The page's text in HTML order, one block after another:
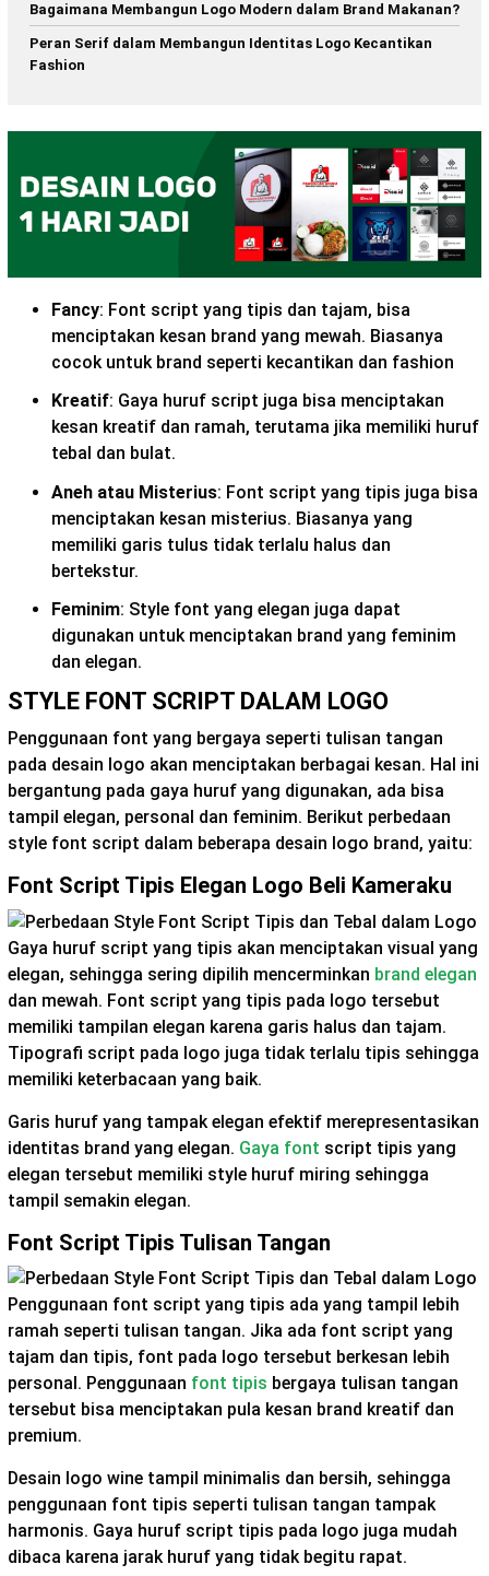
Bagaimana Membangun Logo Modern dalam Brand Makanan?
Peran Serif dalam Membangun Identitas Logo Kecantikan
Fashion
Fancy: Font script yang tipis dan tajam, bisa
menciptakan kesan brand yang mewah. Biasanya
cocok untuk brand seperti kecantikan dan fashion
Kreatif: Gaya huruf script juga bisa menciptakan
kesan kreatif dan ramah, terutama jika memiliki huruf
tebal dan bulat.
Aneh atau Misterius: Font script yang tipis juga bisa
menciptakan kesan misterius. Biasanya yang
memiliki garis tulus tidak terlalu halus dan
bertekstur.
Feminim: Style font yang elegan juga dapat
digunakan untuk menciptakan brand yang feminim
dan elegan.
STYLE FONT SCRIPT DALAM LOGO
Penggunaan font yang bergaya seperti tulisan tangan
pada desain logo akan menciptakan berbagai kesan. Hal ini
bergantung pada gaya huruf yang digunakan, ada bisa
tampil elegan, personal dan feminim. Berikut perbedaan
style font script dalam beberapa desain logo brand, yaitu:
Font Script Tipis Elegan Logo Beli Kameraku
Gaya huruf script yang tipis akan menciptakan visual yang
elegan, sehingga sering dipilih mencerminkan brand elegan
dan mewah. Font script yang tipis pada logo tersebut
memiliki tampilan elegan karena garis halus dan tajam.
Tipografi script pada logo juga tidak terlalu tipis sehingga
memiliki keterbacaan yang baik.
Garis huruf yang tampak elegan efektif merepresentasikan
identitas brand yang elegan. Gaya font script tipis yang
elegan tersebut memiliki style huruf miring sehingga
tampil semakin elegan.
Font Script Tipis Tulisan Tangan
Penggunaan font script yang tipis ada yang tampil lebih
ramah seperti tulisan tangan. Jika ada font script yang
tajam dan tipis, font pada logo tersebut berkesan lebih
personal. Penggunaan font tipis bergaya tulisan tangan
tersebut bisa menciptakan pula kesan brand kreatif dan
premium.
Desain logo wine tampil minimalis dan bersih, sehingga
penggunaan font tipis seperti tulisan tangan tampak
harmonis. Gaya huruf script tipis pada logo juga mudah
dibaca karena jarak huruf yang tidak begitu rapat.